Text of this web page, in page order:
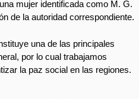
mujer identificada como M. G.
de la autoridad correspondiente.
una de las principales
por lo cual trabajamos
la paz social en las regiones.